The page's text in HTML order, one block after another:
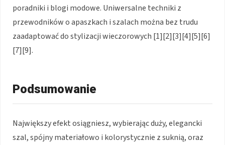
poradniki i blogi modowe. Uniwersalne techniki z
przewodników o apaszkach i szalach można bez trudu
zaadaptować do stylizacji wieczorowych [1][2][3][4][5][6]
[7][9].
Podsumowanie
Największy efekt osiągniesz, wybierając duży, elegancki
szal, spójny materiałowo i kolorystycznie z suknią, oraz